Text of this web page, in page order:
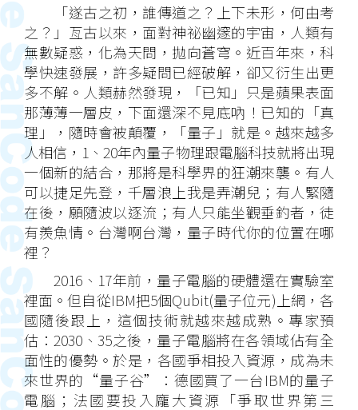
「遂古之初，誰傳道之？上下未形，何由考
之？」亙古以來，面對神祕幽邃的宇宙，人類有
無數疑惑，化為天問，拋向蒼穹。近百年來，科
學快速發展，許多疑問已經破解，卻又衍生出更
多不解。人類赫然發現，「已知」只是蘋果表面
那薄薄一層皮，下面還深不見底吶！已知的「真
理」，隨時會被顛覆，「量子」就是。越來越多
人相信，1、20年內量子物理跟電腦科技就將出現
一個新的結合，那將是科學界的狂潮來襲。有人
可以捷足先登，千層浪上我是弄潮兒；有人緊隨
在後，願隨波以逐流；有人只能坐觀垂釣者，徒
有羨魚情。台灣啊台灣，量子時代你的位置在哪
裡？
2016、17年前，量子電腦的硬體還在實驗室
裡面。但自從IBM把5個Qubit(量子位元)上網，各
國隨後跟上，這個技術就越來越成熟。專家預
估：2030、35之後，量子電腦將在各領域佔有全
面性的優勢。於是，各國爭相投入資源，成為未
來世界的“量子谷”：德國買了一台IBM的量子
電腦；法國要投入龐大資源「爭取世界第三